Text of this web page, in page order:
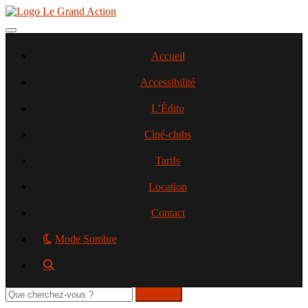
Aller
contenu
Toggle navigation
Accueil
Accessibilité
L’Édito
Ciné-clubs
Tarifs
Location
Contact
Mode Sombre
Rechercher
sur